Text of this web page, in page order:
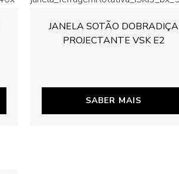
JANELA SOTÃO DOBRADIÇA
PROJECTANTE VSK E2
SABER MAIS